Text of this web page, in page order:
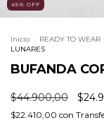
45% OFF
Inicio . READY TO WEAR
LUNARES
BUFANDA
$44.900,00
$22.410,00 con